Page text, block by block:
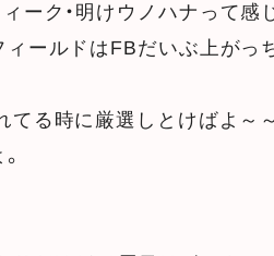
ーク・明けウノハナって感
ールドはFBだいぶ上がっ
る時に厳選しとけばよ～